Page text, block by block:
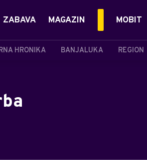
HRONIKA BANJALUKA REGION
ZABAVA MAGAZIN MOBIT